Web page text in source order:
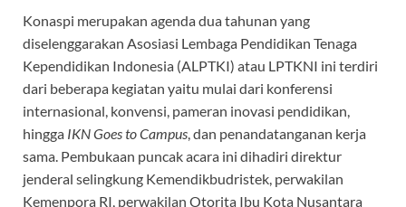
Konaspi merupakan agenda dua tahunan yang
diselenggarakan Asosiasi Lembaga Pendidikan Tenaga
Kependidikan Indonesia (ALPTKI) atau LPTKNI ini terdiri
dari beberapa kegiatan yaitu mulai dari konferensi
internasional, konvensi, pameran inovasi pendidikan,
hingga IKN Goes to Campus , dan penandatanganan kerja
sama. Pembukaan puncak acara ini dihadiri direktur
jenderal selingkung Kemendikbudristek, perwakilan
Kemenpora RI, perwakilan Otorita Ibu Kota Nusantara